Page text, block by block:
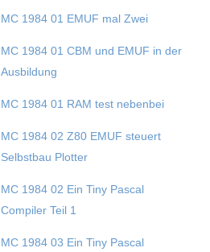
MC 1984 01 EMUF mal Zwei
MC 1984 01 CBM und EMUF in der
Ausbildung
MC 1984 01 RAM test nebenbei
MC 1984 02 Z80 EMUF steuert
Selbstbau Plotter
MC 1984 02 Ein Tiny Pascal
Compiler Teil 1
MC 1984 03 Ein Tiny Pascal